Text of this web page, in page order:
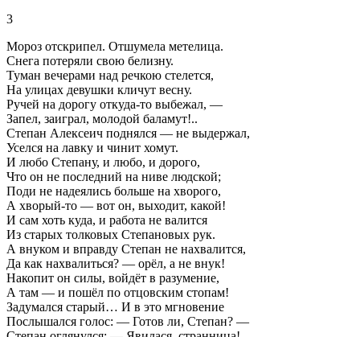
3
Мороз отскрипел. Отшумела метелица.
Снега потеряли свою белизну.
Туман вечерами над речкою стелется,
На улицах девушки кличут весну.
Ручей на дорогу откуда-то выбежал, —
Запел, заиграл, молодой баламут!..
Степан Алексеич поднялся — не выдержал,
Уселся на лавку и чинит хомут.
И любо Степану, и любо, и дорого,
Что он не последний на ниве людской;
Поди не надеялись больше на хворого,
А хворый-то — вот он, выходит, какой!
И сам хоть куда, и работа не валится
Из старых толковых Степановых рук.
А внуком и вправду Степан не нахвалится,
Да как нахвалиться? — орёл, а не внук!
Накопит он силы, войдёт в разумение,
А там — и пошёл по отцовским стопам!
Задумался старый… И в это мгновение
Послышался голос: — Готов ли, Степан? —